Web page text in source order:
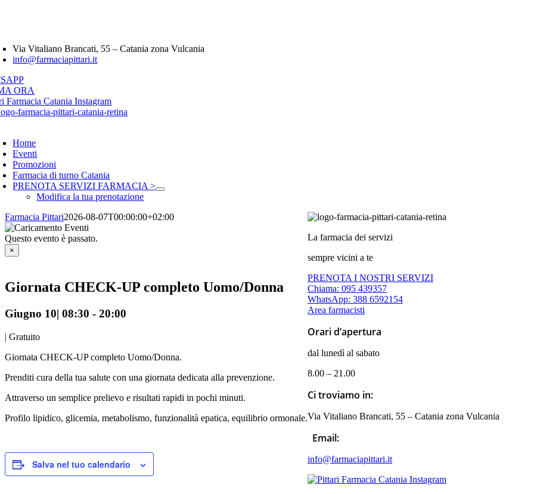
Via Vitaliano Brancati, 55 – Catania zona Vulcania
info@farmaciapittari.it
ORA
Home
Eventi
Promozioni
Farmacia di turno Catania
PRENOTA SERVIZI FARMACIA >
Modifica la tua prenotazione
Farmacia Pittari2026-08-07T00:00:00+02:00
Questo evento è passato.
×
Giornata CHECK-UP completo Uomo/Donna
Giugno 10| 08:30 - 20:00
| Gratuito
Giornata CHECK-UP completo Uomo/Donna.
Prenditi cura della tua salute con una giornata dedicata alla prevenzione.
Attraverso un semplice prelievo e risultati rapidi in pochi minuti.
Profilo lipidico, glicemia, metabolismo, funzionalità epatica, equilibrio ormonale.
Salva nel tuo calendario
La farmacia dei servizi
sempre vicini a te
PRENOTA I NOSTRI SERVIZI
Chiama: 095 439357
WhatsApp: 388 6592154
Area farmacisti
Orari d’apertura
dal lunedì al sabato
8.00 – 21.00
Ci troviamo in:
Via Vitaliano Brancati, 55 – Catania zona Vulcania
Email:
info@farmaciapittari.it